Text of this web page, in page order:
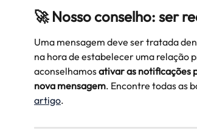
🚀 Nosso conselho: ser
Uma mensagem deve ser tratada
na hora de estabelecer uma relação
aconselhamos ativar as notificações
nova mensagem. Encontre todas as
artigo.